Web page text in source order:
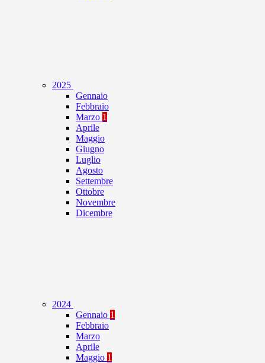
2025
Gennaio
Febbraio
Marzo 1
Aprile
Maggio
Giugno
Luglio
Agosto
Settembre
Ottobre
Novembre
Dicembre
2024
Gennaio 1
Febbraio
Marzo
Aprile
Maggio 1